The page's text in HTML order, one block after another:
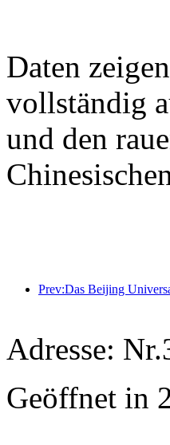
Daten
vollständig
und den
Adresse:
Geöffnet in